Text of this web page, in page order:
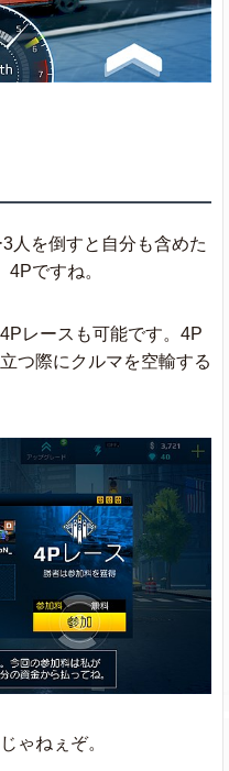
人を倒すと自分も含めた
ですね。
レースも可能です。4P
つ際にクルマを空輸する
ゃねぇぞ。